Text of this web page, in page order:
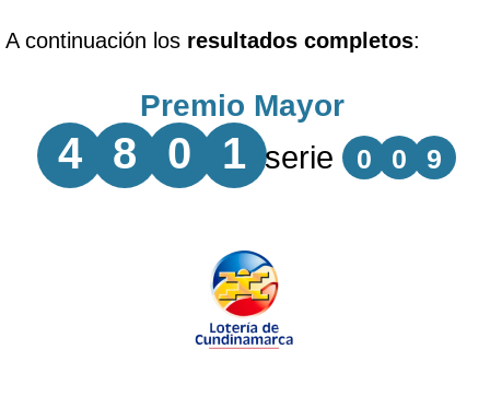
A continuación los resultados completos:
Premio Mayor
4 8 0 1 serie 0 0 9